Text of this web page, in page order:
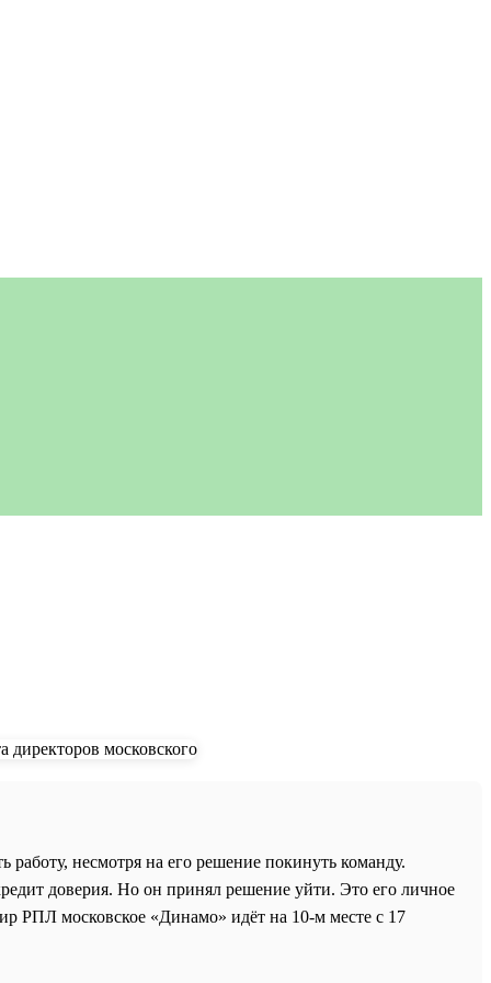
несмотря на его решение покинуть команду.
доверия. Но он принял решение уйти. Это его личное
РПЛ московское «Динамо» идёт на 10-м месте с 17